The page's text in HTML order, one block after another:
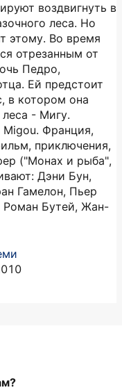
воздвигнуть в
леса. Но
этому. Во время
отрезанным от
Педро,
Ей предстоит
в котором она
- Мигу.
Migou. Франция,
приключения,
("Монах и рыба",
Дэни Бун,
Гамелон, Пьер
Бутей, Жан-